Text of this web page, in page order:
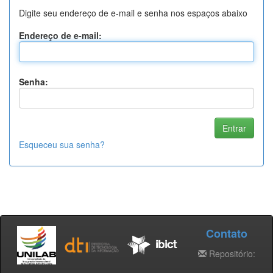
Digite seu endereço de e-mail e senha nos espaços abaixo
Endereço de e-mail:
Senha:
Esqueceu sua senha?
Contato
Repositório: